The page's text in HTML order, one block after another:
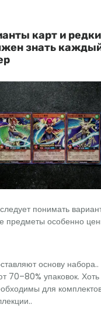
карт и
знать
понимать
предметы особенно
основу
70–80% упаковок. Хоть
для